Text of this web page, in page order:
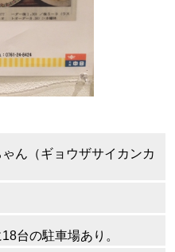
ん（ギョウザサイカンカ
台の駐車場あり。